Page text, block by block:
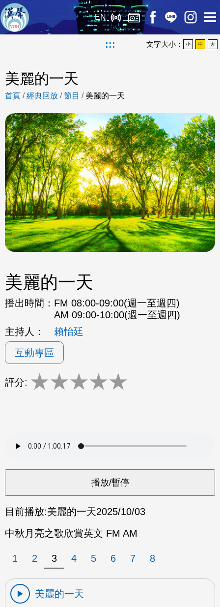
EN
::: 文字大小： 小 中 大
美麗的一天
首頁 /經典回放 /節目 / 美麗的一天
美麗的一天
播出時間： FM 08:00-09:00(週一至週四)
AM 09:00-10:00(週一至週四)
主持人：
賴怡廷
互動專區
評分: ★★★★★
目前播放:美麗的一天2025/10/03
中秋月亮之歌欣賞英文 FM AM
1 2 3 4 5 6 7 8
美麗的一天